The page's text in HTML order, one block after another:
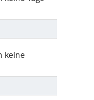
keine